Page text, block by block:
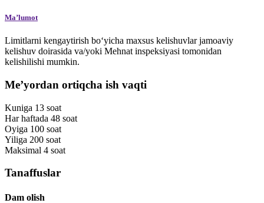
Maʼlumot
Limitlarni kengaytirish bo‘yicha maxsus kelishuvlar jamoaviy
kelishuv doirasida va/yoki Mehnat inspeksiyasi tomonidan
kelishilishi mumkin.
Meʼyordan ortiqcha ish vaqti
Kuniga 13 soat
Har haftada 48 soat
Oyiga 100 soat
Yiliga 200 soat
Maksimal 4 soat
Tanaffuslar
Dam olish